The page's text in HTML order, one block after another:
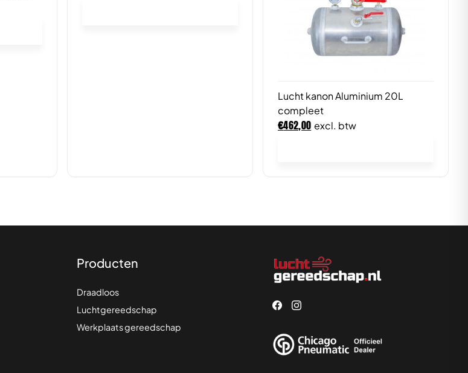
Lucht kanon Aluminium 20L
compleet
€462,00 excl. btw
Producten
Draadloos
Luchtgereedschap
Werkplaats gereedschap